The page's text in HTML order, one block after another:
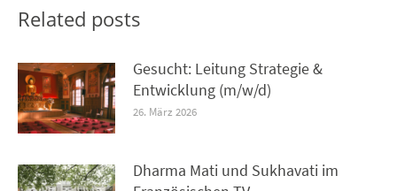
Related posts
Gesucht: Leitung Strategie &
Entwicklung (m/w/d)
26. März 2026
Dharma Mati und Sukhavati im